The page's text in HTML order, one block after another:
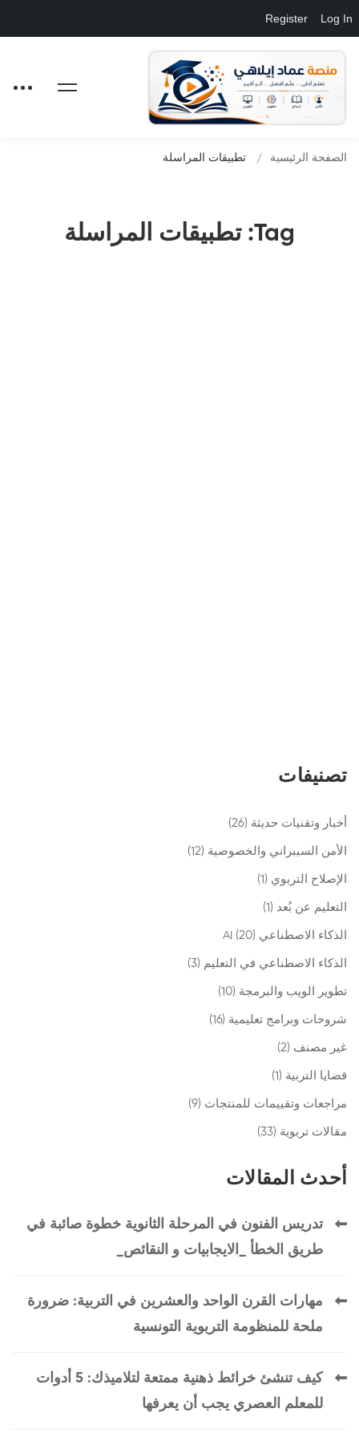
Log In
Register
Tag: تطبيقات المراسلة
الصفحة الرئيسية تطبيقات المراسلة
تصنيفات
أخبار وتقنيات حديثة (26)
الأمن السيبراني والخصوصية (12)
الإصلاح التربوي (1)
التعليم عن بُعد (1)
الذكاء الاصطناعي AI (20)
الذكاء الاصطناعي في التعليم (3)
تطوير الويب والبرمجة (10)
شروحات وبرامج تعليمية (16)
غير مصنف (2)
قضايا التربية (1)
مراجعات وتقييمات للمنتجات (9)
مقالات تربوية (33)
أحدث المقالات
تدريس الفنون في المرحلة الثانوية خطوة صائبة في
طريق الخطأ _الايجابيات و النقائص_
مهارات القرن الواحد والعشرين في التربية: ضرورة
ملحة للمنظومة التربوية التونسية
كيف تنشئ خرائط ذهنية ممتعة لتلاميذك: 5 أدوات
للمعلم العصري يجب أن يعرفها